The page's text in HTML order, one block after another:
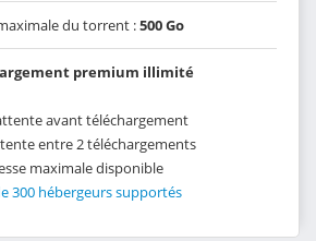
du torrent :500 Go
premium illimité
avant téléchargement
entre 2 téléchargements
maximale disponible
300 hébergeurs supportés